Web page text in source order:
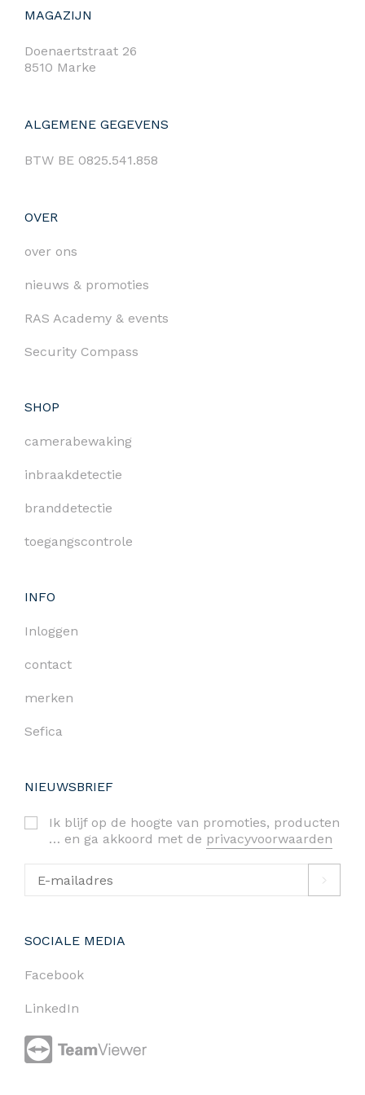
MAGAZIJN
Doenaertstraat 26
8510 Marke
ALGEMENE GEGEVENS
BTW BE 0825.541.858
OVER
over ons
nieuws & promoties
RAS Academy & events
Security Compass
SHOP
camerabewaking
inbraakdetectie
branddetectie
toegangscontrole
INFO
Inloggen
contact
merken
Sefica
NIEUWSBRIEF
Ik blijf op de hoogte van promoties, producten
… en ga akkoord met de privacyvoorwaarden
SOCIALE MEDIA
Facebook
LinkedIn